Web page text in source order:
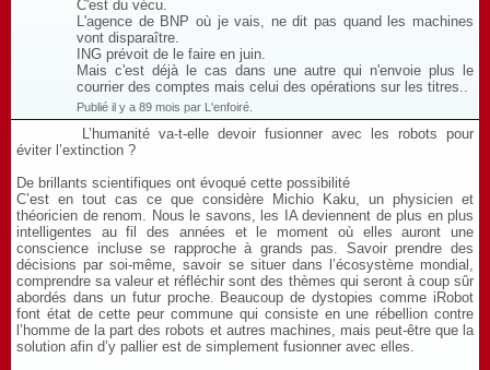
C'est du vécu.
L'agence de BNP où je vais, ne dit pas quand les machines
vont disparaître.
ING prévoit de le faire en juin.
Mais c'est déjà le cas dans une autre qui n'envoie plus le
courrier des comptes mais celui des opérations sur les titres..
Publié il y a 89 mois par L'enfoiré.
L’humanité va-t-elle devoir fusionner avec les robots pour
éviter l’extinction ?
De brillants scientifiques ont évoqué cette possibilité
C’est en tout cas ce que considère Michio Kaku, un physicien et
théoricien de renom. Nous le savons, les IA deviennent de plus en plus
intelligentes au fil des années et le moment où elles auront une
conscience incluse se rapproche à grands pas. Savoir prendre des
décisions par soi-même, savoir se situer dans l’écosystème mondial,
comprendre sa valeur et réfléchir sont des thèmes qui seront à coup sûr
abordés dans un futur proche. Beaucoup de dystopies comme iRobot
font état de cette peur commune qui consiste en une rébellion contre
l’homme de la part des robots et autres machines, mais peut-être que la
solution afin d’y pallier est de simplement fusionner avec elles.